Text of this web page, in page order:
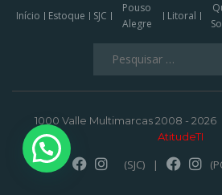
Início Estoque SJC
Pouso
Alegre
Litoral
1000 Valle Multimarcas 2008 - 2026
AtitudeTI
(SJC) |